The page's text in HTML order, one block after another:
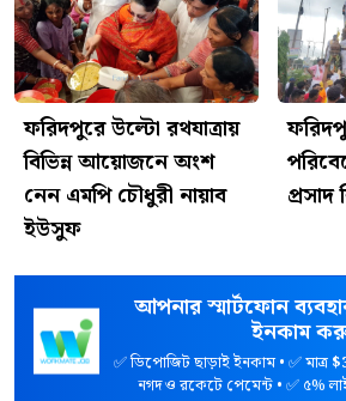
ফরিদপুরে উল্টো রথযাত্রায়
বিভিন্ন আয়োজনে অংশ
নেন এমপি চৌধুরী নায়াব
ইউসুফ
আপনার স্মার্টফোন
ইনকাম
✅ ডিপোজিট ছাড়াই ইনকাম • ✅ মাত্র
নগদ ও রকেটে পেমেন্ট • ✅ ৫%